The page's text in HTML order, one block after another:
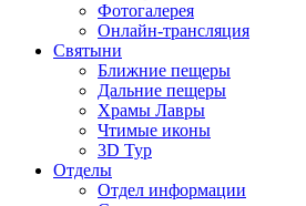
Фотогалерея
Онлайн-трансляция
Святыни
Ближние пещеры
Дальние пещеры
Храмы Лавры
Чтимые иконы
3D Тур
Отделы
Отдел информации